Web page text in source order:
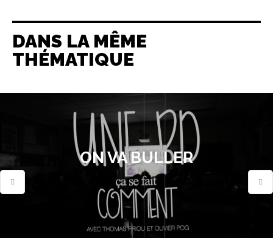
DANS LA MÊME
THÉMATIQUE
ON VA BULLER